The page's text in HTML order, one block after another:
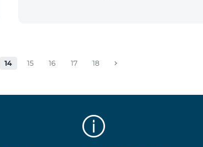
14 15 16 17 18